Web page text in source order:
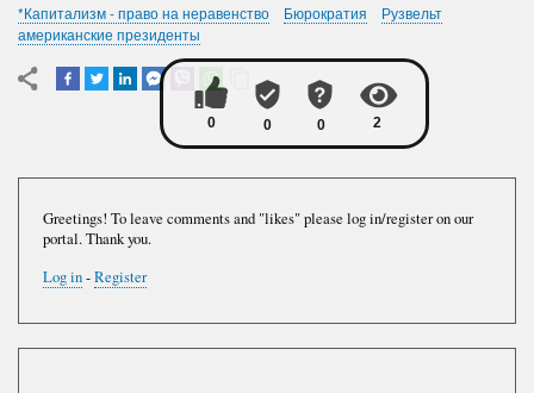
*Капитализм - право на неравенство Бюрократия
Рузвельт
американские президенты
Greetings! To leave comments and "likes" please log in/register on our
portal. Thank you.
Log in-Register